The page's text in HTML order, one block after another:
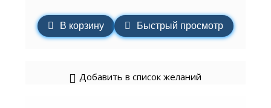
В корзину Быстрый просмотр
Добавить в список желаний